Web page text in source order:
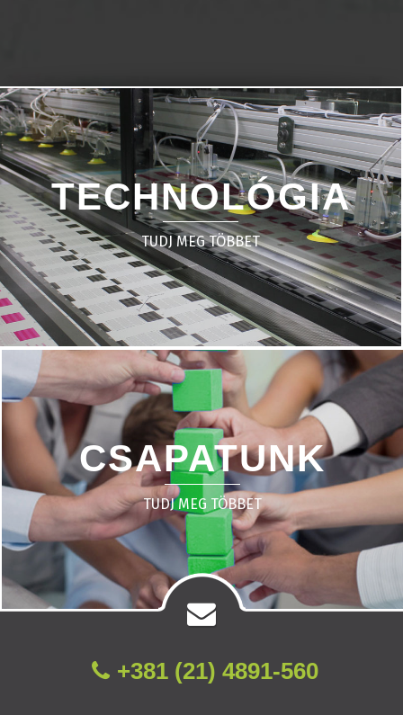
TECHNOLÓGIA
TUDJ MEG TÖBBET
CSAPATUNK
TUDJ MEG TÖBBET
+381 (21) 4891-560